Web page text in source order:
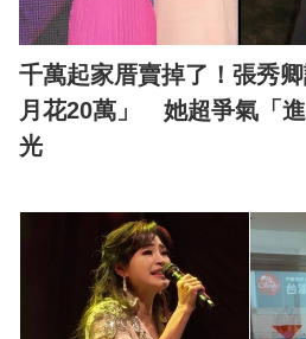
千萬起家厝賣掉了！張秀
月花20萬」 她超爭氣「
光